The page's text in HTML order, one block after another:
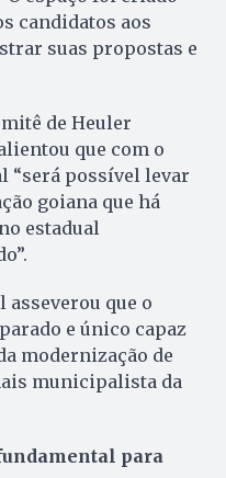
candidatos aos
suas propostas e
de Heuler
que com o
“será possível levar
goiana que há
estadual
asseverou que o
e único capaz
modernização de
municipalista da
para